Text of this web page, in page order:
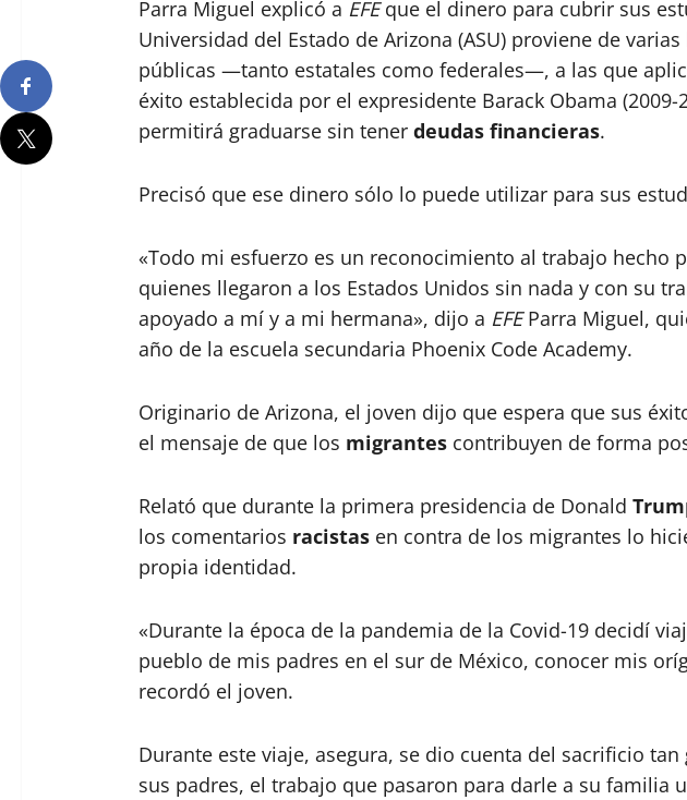
Parra Miguel explicó a EFEque el dinero para cubrir sus
Universidad del Estado de Arizona (ASU) proviene de varias
públicas —tanto estatales como federales—, a las que
éxito establecida por el expresidente Barack Obama (2009-
permitirá graduarse sin tener deudas financieras.
Precisó que ese dinero sólo lo puede utilizar para sus
«Todo mi esfuerzo es un reconocimiento al trabajo hecho
quienes llegaron a los Estados Unidos sin nada y con su
apoyado a mí y a mi hermana», dijo a EFEParra Miguel,
año de la escuela secundaria Phoenix Code Academy.
Originario de Arizona, el joven dijo que espera que sus
el mensaje de que los migrantescontribuyen de forma
Relató que durante la primera presidencia de Donald
los comentarios racistasen contra de los migrantes lo
propia identidad.
«Durante la época de la pandemia de la Covid-19 decidí
pueblo de mis padres en el sur de México, conocer mis
recordó el joven.
Durante este viaje, asegura, se dio cuenta del sacrificio
sus padres, el trabajo que pasaron para darle a su familia